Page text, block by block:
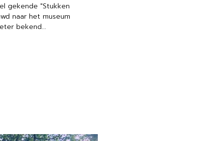
gekende "Stukken
naar het museum
bekend...